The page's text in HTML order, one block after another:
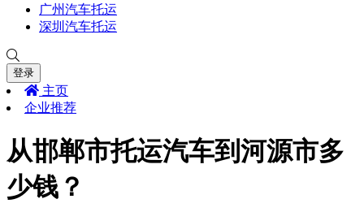
广州汽车托运
深圳汽车托运
登录
主页
企业推荐
从邯郸市托运汽车到河源市多
少钱？